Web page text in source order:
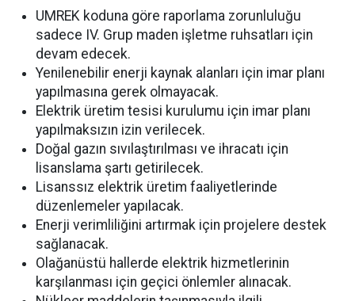
UMREK koduna göre raporlama zorunluluğu
sadece IV. Grup maden işletme ruhsatları için
devam edecek.
Yenilenebilir enerji kaynak alanları için imar planı
yapılmasına gerek olmayacak.
Elektrik üretim tesisi kurulumu için imar planı
yapılmaksızın izin verilecek.
Doğal gazın sıvılaştırılması ve ihracatı için
lisanslama şartı getirilecek.
Lisanssız elektrik üretim faaliyetlerinde
düzenlemeler yapılacak.
Enerji verimliliğini artırmak için projelere destek
sağlanacak.
Olağanüstü hallerde elektrik hizmetlerinin
karşılanması için geçici önlemler alınacak.